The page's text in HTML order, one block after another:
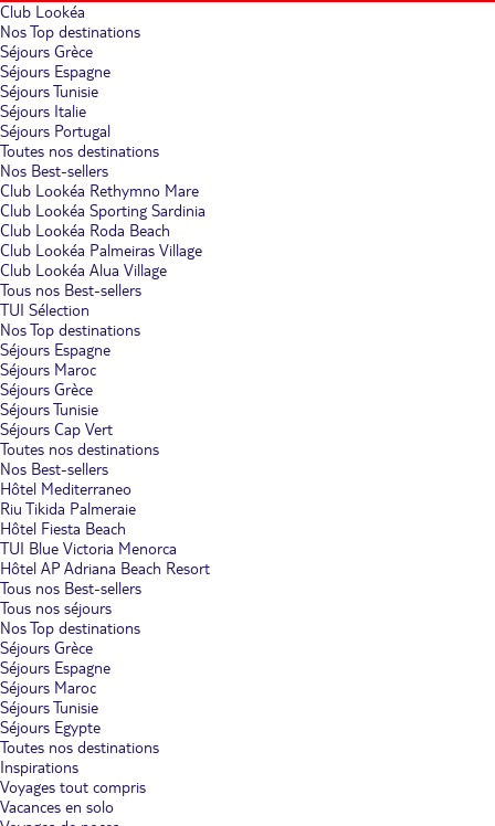
Club Lookéa
Nos Top destinations
Séjours Grèce
Séjours Espagne
Séjours Tunisie
Séjours Italie
Séjours Portugal
Toutes nos destinations
Nos Best-sellers
Club Lookéa Rethymno Mare
Club Lookéa Sporting Sardinia
Club Lookéa Roda Beach
Club Lookéa Palmeiras Village
Club Lookéa Alua Village
Tous nos Best-sellers
TUI Sélection
Nos Top destinations
Séjours Espagne
Séjours Maroc
Séjours Grèce
Séjours Tunisie
Séjours Cap Vert
Toutes nos destinations
Nos Best-sellers
Hôtel Mediterraneo
Riu Tikida Palmeraie
Hôtel Fiesta Beach
TUI Blue Victoria Menorca
Hôtel AP Adriana Beach Resort
Tous nos Best-sellers
Tous nos séjours
Nos Top destinations
Séjours Grèce
Séjours Espagne
Séjours Maroc
Séjours Tunisie
Séjours Egypte
Toutes nos destinations
Inspirations
Voyages tout compris
Vacances en solo